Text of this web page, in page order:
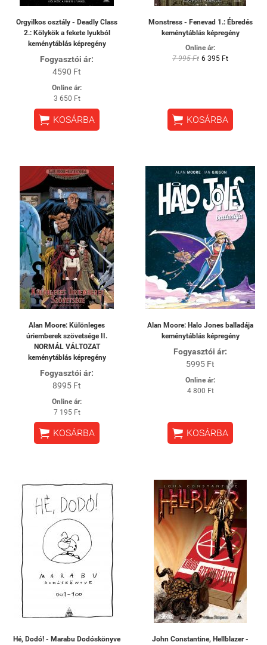
Orgyilkos osztály - Deadly Class
2.: Kölykök a fekete lyukból
keménytáblás képregény
Fogyasztói ár:
4590 Ft
Online ár:
3 650 Ft
 KOSÁRBA
Monstress - Fenevad 1.: Ébredés
keménytáblás képregény
Online ár:
7 995 Ft 6 395 Ft
 KOSÁRBA
Alan Moore: Különleges
úriemberek szövetsége II.
NORMÁL VÁLTOZAT
keménytáblás képregény
Fogyasztói ár:
8995 Ft
Online ár:
7 195 Ft
 KOSÁRBA
Alan Moore: Halo Jones balladája
keménytáblás képregény
Fogyasztói ár:
5995 Ft
Online ár:
4 800 Ft
 KOSÁRBA
Hé, Dodó! - Marabu Dodóskönyve
John Constantine, Hellblazer -